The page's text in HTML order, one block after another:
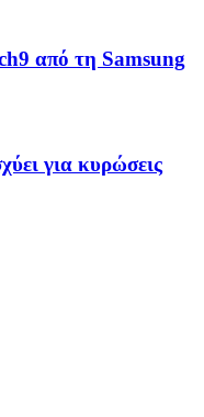
από τη Samsung
για κυρώσεις